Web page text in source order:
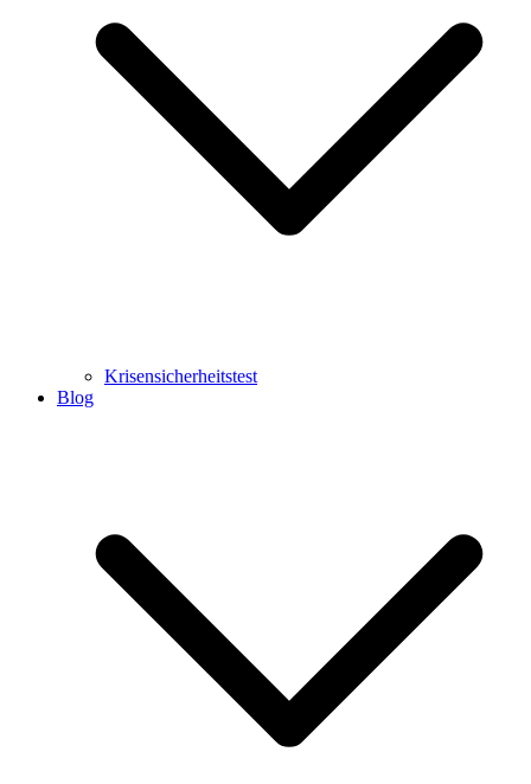
Krisensicherheitstest
Blog